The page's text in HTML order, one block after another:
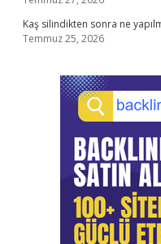
Kaş silindikten sonra ne
Temmuz 25, 2026